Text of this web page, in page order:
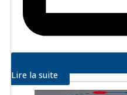
Lire la suite